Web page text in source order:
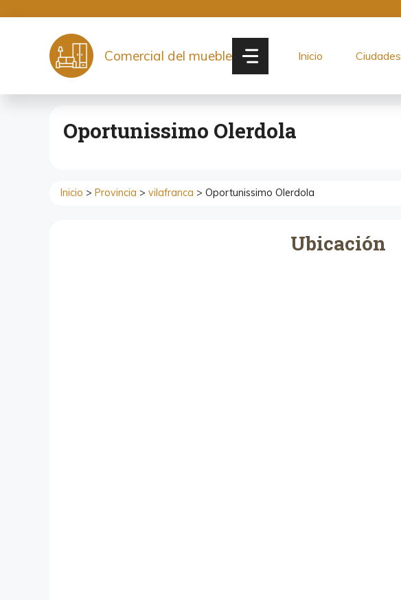
contenido
Comercial del mueble Inicio Ciudades
Oportunissimo Olerdola
Inicio > Provincia > vilafranca > Oportunissimo Olerdola
Ubicación